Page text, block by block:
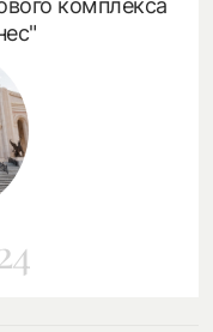
комплекса